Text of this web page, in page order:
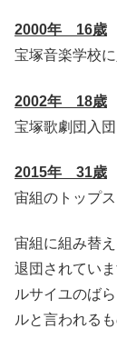
2000年 16歳
宝塚音楽学校に
2002年 18歳
宝塚歌劇団入団
2015年 31歳
宙組のトップス
宙組に組み替
退団されてい
ルサイユのば
ルと言われる